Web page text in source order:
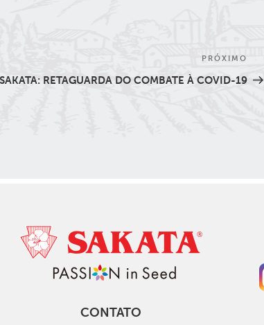
post
PRÓXIMO
SAKATA: RETAGUARDA DO COMBATE À COVID-19
CONTATO